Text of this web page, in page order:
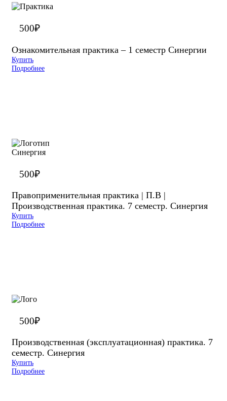
500₽
Ознакомительная практика – 1 семестр Синергии
Купить
Подробнее
500₽
Правоприменительная практика | П.В |
Производственная практика. 7 семестр. Синергия
Купить
Подробнее
500₽
Производственная (эксплуатационная) практика. 7
семестр. Синергия
Купить
Подробнее